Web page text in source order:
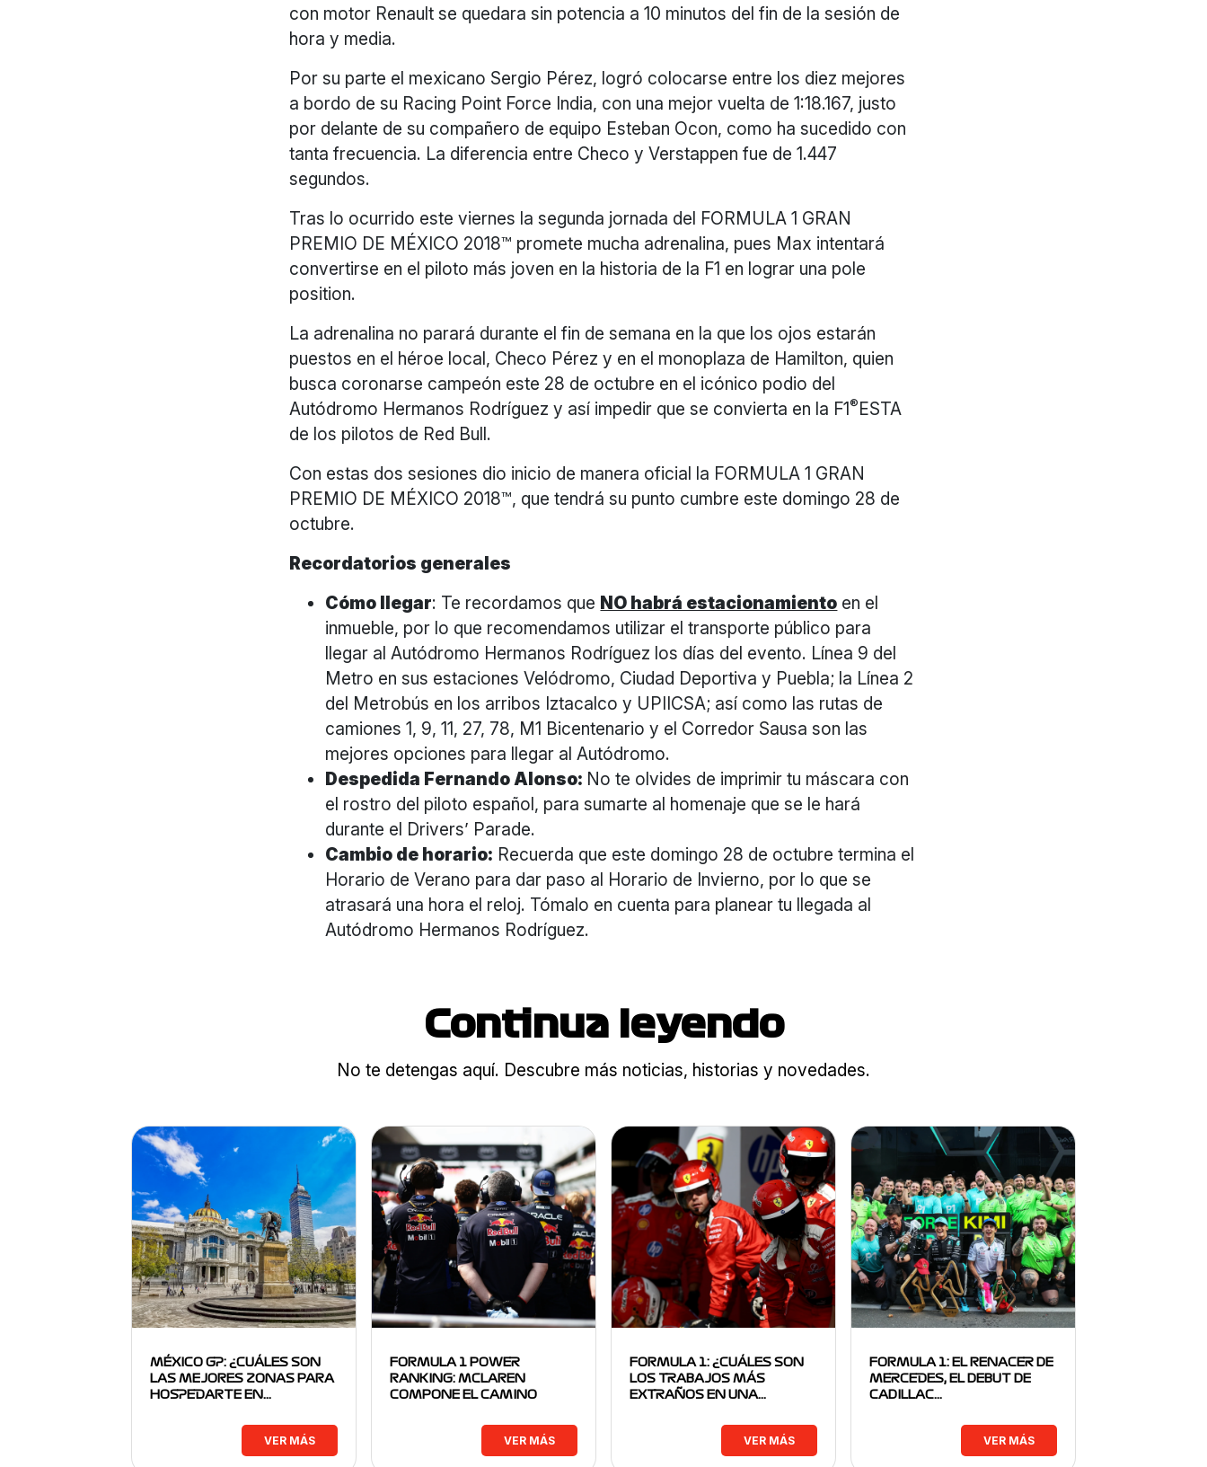
con motor Renault se quedara sin potencia a 10 minutos del fin de la sesión de
hora y media.
Por su parte el mexicano Sergio Pérez, logró colocarse entre los diez mejores
a bordo de su Racing Point Force India, con una mejor vuelta de 1:18.167, justo
por delante de su compañero de equipo Esteban Ocon, como ha sucedido con
tanta frecuencia. La diferencia entre Checo y Verstappen fue de 1.447
segundos.
Tras lo ocurrido este viernes la segunda jornada del FORMULA 1 GRAN
PREMIO DE MÉXICO 2018™ promete mucha adrenalina, pues Max intentará
convertirse en el piloto más joven en la historia de la F1 en lograr una pole
position.
La adrenalina no parará durante el fin de semana en la que los ojos estarán
puestos en el héroe local, Checo Pérez y en el monoplaza de Hamilton, quien
busca coronarse campeón este 28 de octubre en el icónico podio del
Autódromo Hermanos Rodríguez y así impedir que se convierta en la F1®ESTA
de los pilotos de Red Bull.
Con estas dos sesiones dio inicio de manera oficial la FORMULA 1 GRAN
PREMIO DE MÉXICO 2018™, que tendrá su punto cumbre este domingo 28 de
octubre.
Recordatorios generales
Cómo llegar: Te recordamos que NO habrá estacionamiento en el
inmueble, por lo que recomendamos utilizar el transporte público para
llegar al Autódromo Hermanos Rodríguez los días del evento. Línea 9 del
Metro en sus estaciones Velódromo, Ciudad Deportiva y Puebla; la Línea 2
del Metrobús en los arribos Iztacalco y UPIICSA; así como las rutas de
camiones 1, 9, 11, 27, 78, M1 Bicentenario y el Corredor Sausa son las
mejores opciones para llegar al Autódromo.
Despedida Fernando Alonso: No te olvides de imprimir tu máscara con
el rostro del piloto español, para sumarte al homenaje que se le hará
durante el Drivers’ Parade.
Cambio de horario: Recuerda que este domingo 28 de octubre termina el
Horario de Verano para dar paso al Horario de Invierno, por lo que se
atrasará una hora el reloj. Tómalo en cuenta para planear tu llegada al
Autódromo Hermanos Rodríguez.
Continua leyendo
No te detengas aquí. Descubre más noticias, historias y novedades.
MÉXICO GP: ¿CUÁLES SON
LAS MEJORES ZONAS PARA
HOSPEDARTE EN…
VER MÁS
FORMULA 1 POWER
RANKING: MCLAREN
COMPONE EL CAMINO
VER MÁS
FORMULA 1: ¿CUÁLES SON
LOS TRABAJOS MÁS
EXTRAÑOS EN UNA…
VER MÁS
FORMULA 1: EL RENACER DE
MERCEDES, EL DEBUT DE
CADILLAC…
VER MÁS